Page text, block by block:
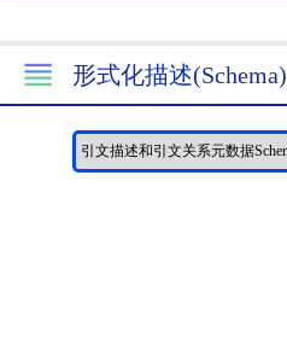
形式化描述(Schema)